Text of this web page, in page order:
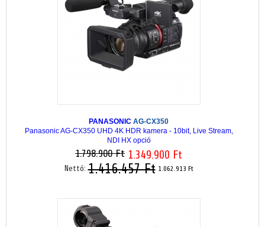
PANASONIC AG-CX350
Panasonic AG-CX350 UHD 4K HDR kamera - 10bit, Live Stream,
NDI HX opció
1.798.900 Ft 1.349.900 Ft
Nettó:1.416.457 Ft 1.062.913 Ft